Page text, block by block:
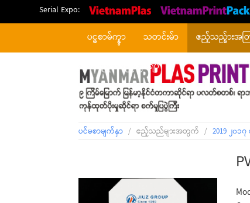
Serial Expo:
ပင္မစာမ်က္နွာ သတင်းမ်ာ ဧည့်သည္မ်ားအ
တစ်ပြိုင်တည်းဖြစ်ရပ်
ပင်မစာမျက်နှာ / ဧည့်သည်များအတွက် / 2019 ၂၀